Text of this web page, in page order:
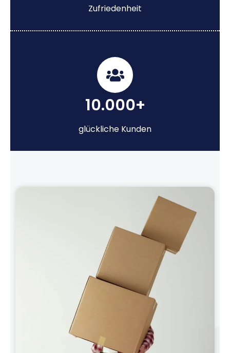
Zufriedenheit
10.000+
glückliche Kunden